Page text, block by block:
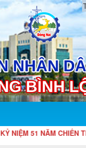
NIỆM 51 NĂM CHIẾN